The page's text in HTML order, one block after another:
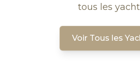
tous les
Voir Tous les